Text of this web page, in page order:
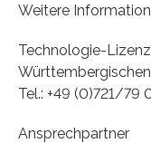
Weitere
Technologie-
Tel.: +49 (0)721/79
Ansprechpartner